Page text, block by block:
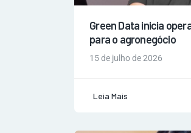
Green Data inicia
para o agronegócio
15 de julho de 2026
Leia Mais